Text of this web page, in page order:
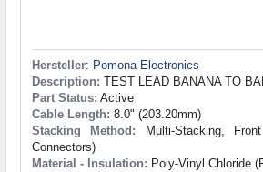
Hersteller: Pomona Electronics
Description: TEST LEAD BANANA TO
Part Status: Active
Cable Length: 8.0" (203.20mm)
Stacking Method: Multi-Stacking,
Connectors)
Material - Insulation: Poly-Vinyl Chloride